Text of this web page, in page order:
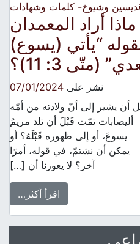
وشيوخ- كلمات وشهادات
ماذا أراد المعمدان
“يأتي (يسوع)
(متّى 3: 11)؟
نشر على07/01/2024
أن يشير إلى أنّ ولادته من أمّه
أليصابات تمّت قَبْلَ أن تلد مريمُ
يسوعَ، أو إلى ظهوره قَبْلَهُ؟ أو
يمكن أن نشتمّ، في قوله، أمرًا
آخر؟ لا يعوزنا أن […]
اقرأ أكثر…